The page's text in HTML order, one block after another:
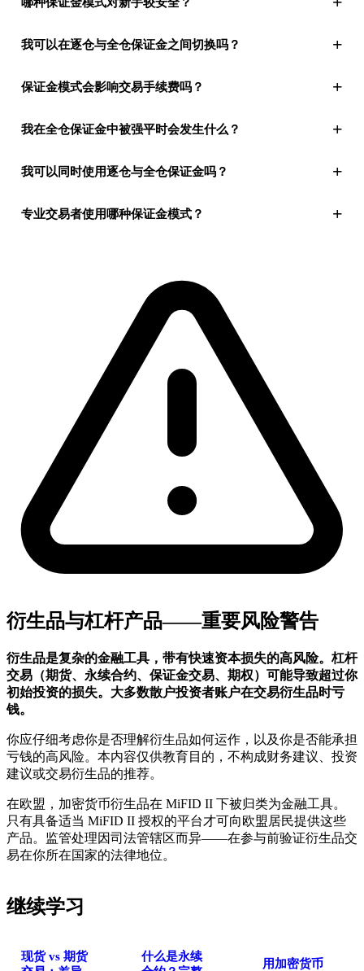
我可以在逐仓与全仓保证金之间切换吗？ +
保证金模式会影响交易手续费吗？ +
我在全仓保证金中被强平时会发生什么？ +
我可以同时使用逐仓与全仓保证金吗？ +
专业交易者使用哪种保证金模式？ +
衍生品与杠杆产品——重要风险警告
衍生品是复杂的金融工具，带有快速资本损失的高风险。杠杆
交易（期货、永续合约、保证金交易、期权）可能导致超过你
初始投资的损失。大多数散户投资者账户在交易衍生品时亏
钱。
你应仔细考虑你是否理解衍生品如何运作，以及你是否能承担
亏钱的高风险。本内容仅供教育目的，不构成财务建议、投资
建议或交易衍生品的推荐。
在欧盟，加密货币衍生品在 MiFID II 下被归类为金融工具。
只有具备适当 MiFID II 授权的平台才可向欧盟居民提供这些
产品。监管处理因司法管辖区而异——在参与前验证衍生品交
易在你所在国家的法律地位。
继续学习
现货 vs 期货
什么是永续
用加密货币